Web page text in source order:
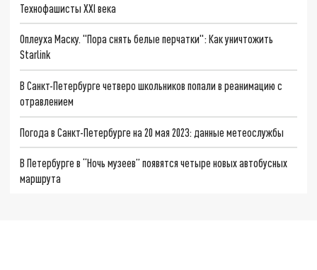
Технофашисты XXI века
Оплеуха Маску. "Пора снять белые перчатки": Как уничтожить
Starlink
В Санкт-Петербурге четверо школьников попали в реанимацию с
отравлением
Погода в Санкт-Петербурге на 20 мая 2023: данные метеослужбы
В Петербурге в “Ночь музеев” появятся четыре новых автобусных
маршрута